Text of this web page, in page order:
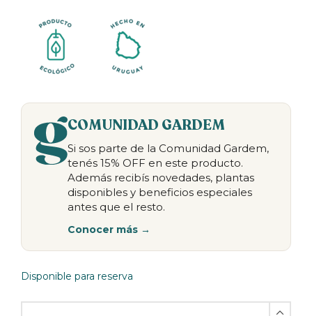
COMUNIDAD GARDEM
Si sos parte de la Comunidad Gardem,
tenés 15% OFF en este producto.
Además recibís novedades, plantas
disponibles y beneficios especiales
antes que el resto.
Conocer más →
Disponible para reserva